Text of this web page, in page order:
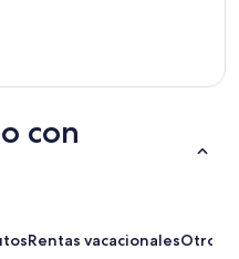
con
Rentas vacacionalesOtros